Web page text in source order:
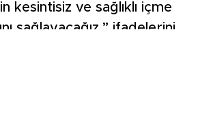
kesintisiz ve sağlıklı içme
sağlayacağız.” ifadelerini